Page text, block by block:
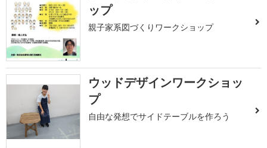
ップ
親子家系図づくりワークショップ
ウッドデザインワークショッ
プ
自由な発想でサイドテーブルを作ろう